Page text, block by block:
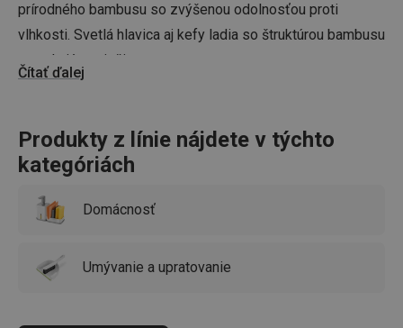
prírodného bambusu so zvýšenou odolnosťou proti
vlhkosti. Svetlá hlavica aj kefy ladia so štruktúrou bambusu
a evokujú pocit čistoty.
Čítať ďalej
Produkty z línie nájdete v týchto
kategóriách
Domácnosť
Umývanie a upratovanie